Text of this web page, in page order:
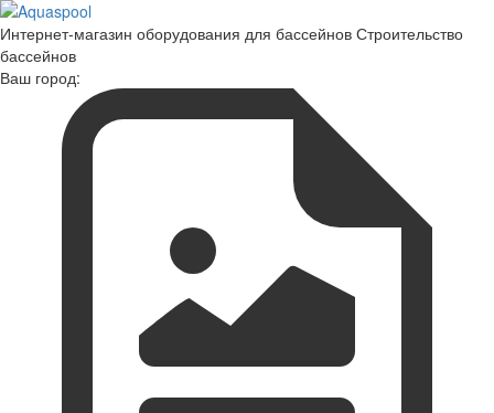
Интернет-магазин оборудования для бассейнов Строительство
бассейнов
Ваш город: